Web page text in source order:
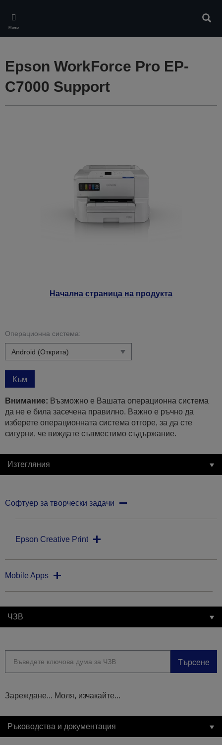
main
content
Меню
Начална страница на продукта
Epson WorkForce Pro EP-
C7000 Support
Операционна система:
Към
Внимание: Възможно е Вашата операционна система
да не е била засечена правилно. Важно е ръчно да
изберете операционната система отгоре, за да сте
сигурни, че виждате съвместимо съдържание.
Изтегляния
Софтуер за творчески задачи
Epson Creative Print
Mobile Apps
ЧЗВ
Търсене
Зареждане... Моля, изчакайте...
Ръководства и документация